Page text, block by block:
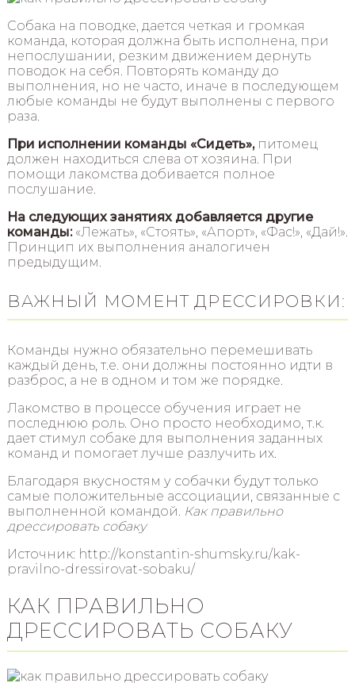
Собака на поводке, дается четкая и громкая
команда, которая должна быть исполнена, при
непослушании, резким движением дернуть
поводок на себя. Повторять команду до
выполнения, но не часто, иначе в последующем
любые команды не будут выполнены с первого
раза.
При исполнении команды «Сидеть»,питомец
должен находиться слева от хозяина. При
помощи лакомства добивается полное
послушание.
На следующих занятиях добавляется другие
команды:«Лежать», «Стоять», «Апорт», «Фас!», «Дай!».
Принцип их выполнения аналогичен
предыдущим.
ВАЖНЫЙ МОМЕНТ ДРЕССИРОВКИ:
Команды нужно обязательно перемешивать
каждый день, т.е. они должны постоянно идти в
разброс, а не в одном и том же порядке.
Лакомство в процессе обучения играет не
последнюю роль. Оно просто необходимо, т.к.
дает стимул собаке для выполнения заданных
команд и помогает лучше разлучить их.
Благодаря вкусностям у собачки будут только
самые положительные ассоциации, связанные с
выполненной командой. Как правильно
дрессировать собаку
Источник: http://konstantin-shumsky.ru/kak-
pravilno-dressirovat-sobaku/
КАК ПРАВИЛЬНО
ДРЕССИРОВАТЬ СОБАКУ